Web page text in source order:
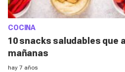
COCINA
10 snacks saludables que
mañanas
hay 7 años